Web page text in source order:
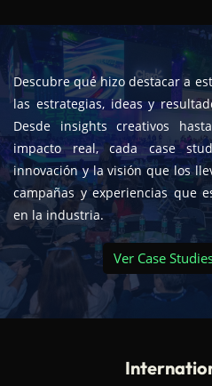
Descubre qué hizo destacar a
las estrategias, ideas y
Desde insights creativos
impacto real, cada case
innovación y la visión que los
campañas y experiencias que
en la industria.
Ver Case